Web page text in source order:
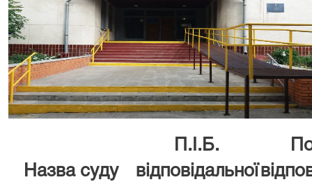
Назва суду
П.І.Б.
відповідальної